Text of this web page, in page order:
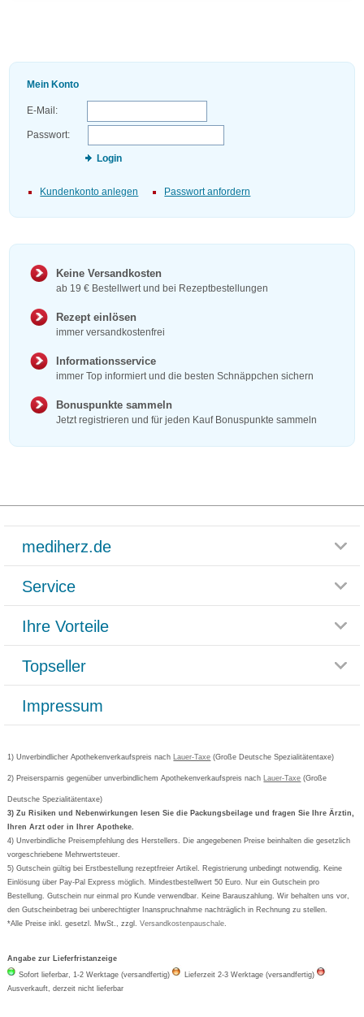
Mein Konto
E-Mail:
Passwort:
Login
Kundenkonto anlegen Passwort anfordern
Keine Versandkosten
ab 19 € Bestellwert und bei Rezeptbestellungen
Rezept einlösen
immer versandkostenfrei
Informationsservice
immer Top informiert und die besten Schnäppchen sichern
Bonuspunkte sammeln
Jetzt registrieren und für jeden Kauf Bonuspunkte sammeln
mediherz.de
Glossar
Häufig gestellte Fragen
Datenschutz
AGB
Cookie-Einstellungen
Vertrag widerrufen
Service
Rücksendemöglichkeit
Paketlieferstatus
Versandkosten
Bestellschein ausfüllen
Newsletteranmeldung
Ihre Vorteile
Rezeptlieferung
Bonusprogramm
Gutschein und Rabatte
Kundenbewertung
Topseller
Grippostad
Bepanthen
Formoline
Wick
Eucerin
Basica
Impressum
1) Unverbindlicher Apothekenverkaufspreis nach Lauer-Taxe (Große Deutsche Spezialitätentaxe)
2) Preisersparnis gegenüber unverbindlichem Apothekenverkaufspreis nach Lauer-Taxe (Große
Deutsche Spezialitätentaxe)
3) Zu Risiken und Nebenwirkungen lesen Sie die Packungsbeilage und fragen Sie Ihre Ärztin,
Ihren Arzt oder in Ihrer Apotheke.
4) Unverbindliche Preisempfehlung des Herstellers. Die angegebenen Preise beinhalten die gesetzlich
vorgeschriebene Mehrwertsteuer.
5) Gutschein gültig bei Erstbestellung rezeptfreier Artikel. Registrierung unbedingt notwendig. Keine
Einlösung über Pay-Pal Express möglich. Mindestbestellwert 50 Euro. Nur ein Gutschein pro
Bestellung. Gutschein nur einmal pro Kunde verwendbar. Keine Barauszahlung. Wir behalten uns vor,
den Gutscheinbetrag bei unberechtigter Inanspruchnahme nachträglich in Rechnung zu stellen.
*Alle Preise inkl. gesetzl. MwSt., zzgl.Versandkostenpauschale.
Angabe zur Lieferfristanzeige
Sofort lieferbar, 1-2 Werktage (versandfertig)
Lieferzeit 2-3 Werktage (versandfertig)
Ausverkauft, derzeit nicht lieferbar